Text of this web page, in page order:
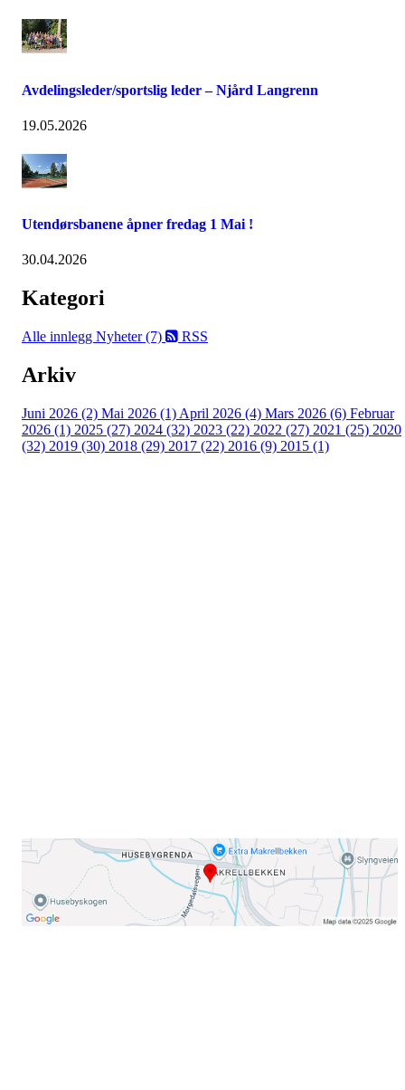
Avdelingsleder/sportslig leder – Njård Langrenn
19.05.2026
Utendørsbanene åpner fredag 1 Mai !
30.04.2026
Kategori
Alle innlegg Nyheter (7) RSS
Arkiv
Juni 2026 (2) Mai 2026 (1) April 2026 (4) Mars 2026 (6) Februar
2026 (1) 2025 (27) 2024 (32) 2023 (22) 2022 (27) 2021 (25) 2020
(32) 2019 (30) 2018 (29) 2017 (22) 2016 (9) 2015 (1)